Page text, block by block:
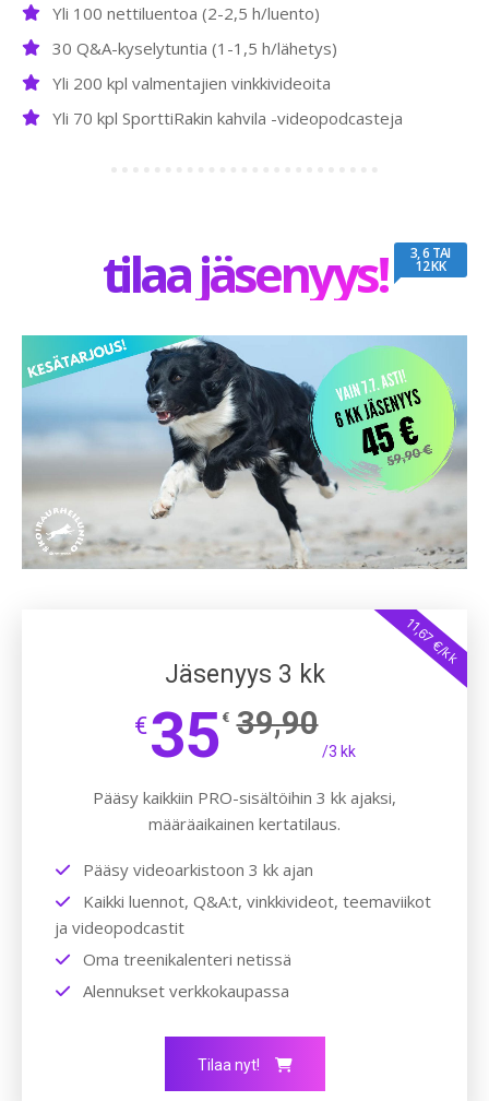
Yli 100 nettiluentoa (2-2,5 h/luento)
30 Q&A-kyselytuntia (1-1,5 h/lähetys)
Yli 200 kpl valmentajien vinkkivideoita
Yli 70 kpl SporttiRakin kahvila -videopodcasteja
tilaa jäsenyys! 3, 6 TAI
12 KK
11,67 €/kk
Jäsenyys 3 kk
€35 € 39,90
/3 kk
Pääsy kaikkiin PRO-sisältöihin 3 kk ajaksi,
määräaikainen kertatilaus.
Pääsy videoarkistoon 3 kk ajan
Kaikki luennot, Q&A:t, vinkkivideot, teemaviikot
ja videopodcastit
Oma treenikalenteri netissä
Alennukset verkkokaupassa
Tilaa nyt!